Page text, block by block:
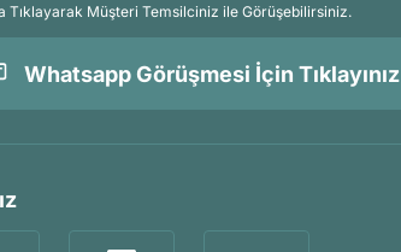
Tıklayarak Müşteri Temsilciniz ile Görüşebilirsiniz.
Whatsapp Görüşmesi İçin Tıklayınız